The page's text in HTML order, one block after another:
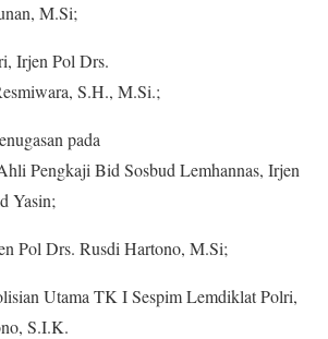
M.Si;
Irjen Pol Drs.
S.H., M.Si.;
pada
Pengkaji Bid Sosbud Lemhannas, Irjen
Yasin;
Pol Drs. Rusdi Hartono, M.Si;
Utama TK I Sespim Lemdiklat Polri,
S.I.K.